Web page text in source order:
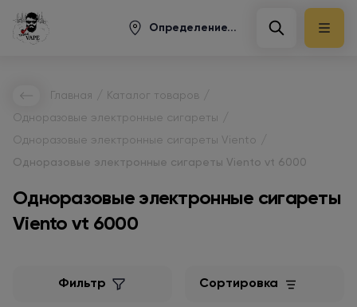
Определение...
Главная Каталог товаров
Одноразовые электронные сигареты
Одноразовые электронные сигареты Viento
Одноразовые электронные сигареты Viento vt 6000
Одноразовые электронные сигареты
Viento vt 6000
Фильтр Сортировка